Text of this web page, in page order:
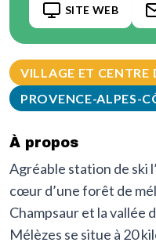
VILLAGE ET CENTRE
PROVENCE-ALPES-
À propos
Agréable station de ski
cœur d’une forêt de
Champsaur et la vallée
Mélèzes se situe à 20
SITE WEB